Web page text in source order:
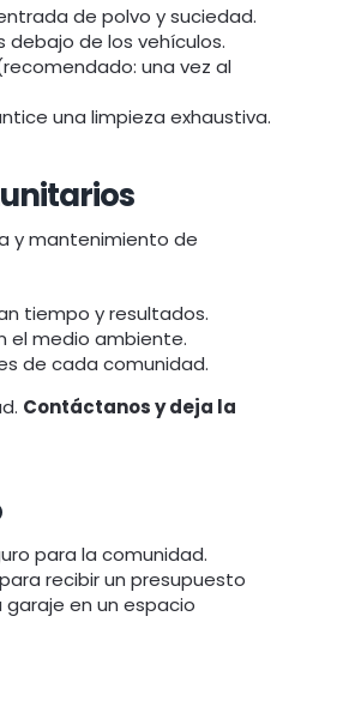
de polvo y suciedad.
de los vehículos.
una vez al
una limpieza exhaustiva.
y mantenimiento de
tiempo y resultados.
el medio ambiente.
de cada comunidad.
Contáctanos y deja la
para la comunidad.
recibir un presupuesto
en un espacio